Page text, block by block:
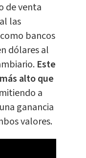
de venta
las
bancos
dólares al
Este
alto que
a
ganancia
valores.